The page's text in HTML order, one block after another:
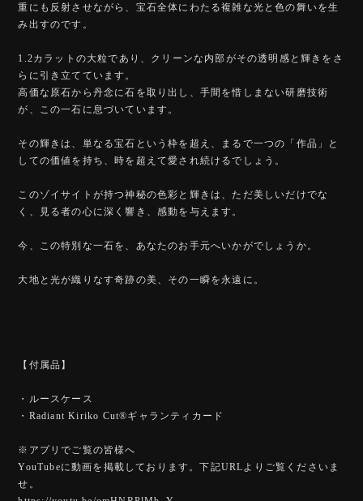
重にも反射させながら、宝石全体にわたる複雑な光と色の舞いを生
み出すのです。
1.2カラットの大粒であり、クリーンな内部がその透明感と輝きをさ
らに引き立てています。
高価な原石から丹念に石を取り出し、手間を惜しまない研磨技術
が、この一石に息づいています。
その輝きは、単なる宝石という枠を超え、まるで一つの「作品」と
しての価値を持ち、時を超えて愛され続けるでしょう。
このゾイサイトが持つ神秘の色彩と輝きは、ただ美しいだけでな
く、見る者の心に深く響き、感動を与えます。
今、この特別な一石を、あなたのお手元へいかがでしょうか。
大地と光が織りなす奇跡の美、その一瞬を永遠に。
【付属品】
・ルースケース
・Radiant Kiriko Cut®︎ギャランティカード
※アプリでご覧の皆様へ
YouTubeに動画を掲載しております。下記URLよりご覧くださいま
せ。